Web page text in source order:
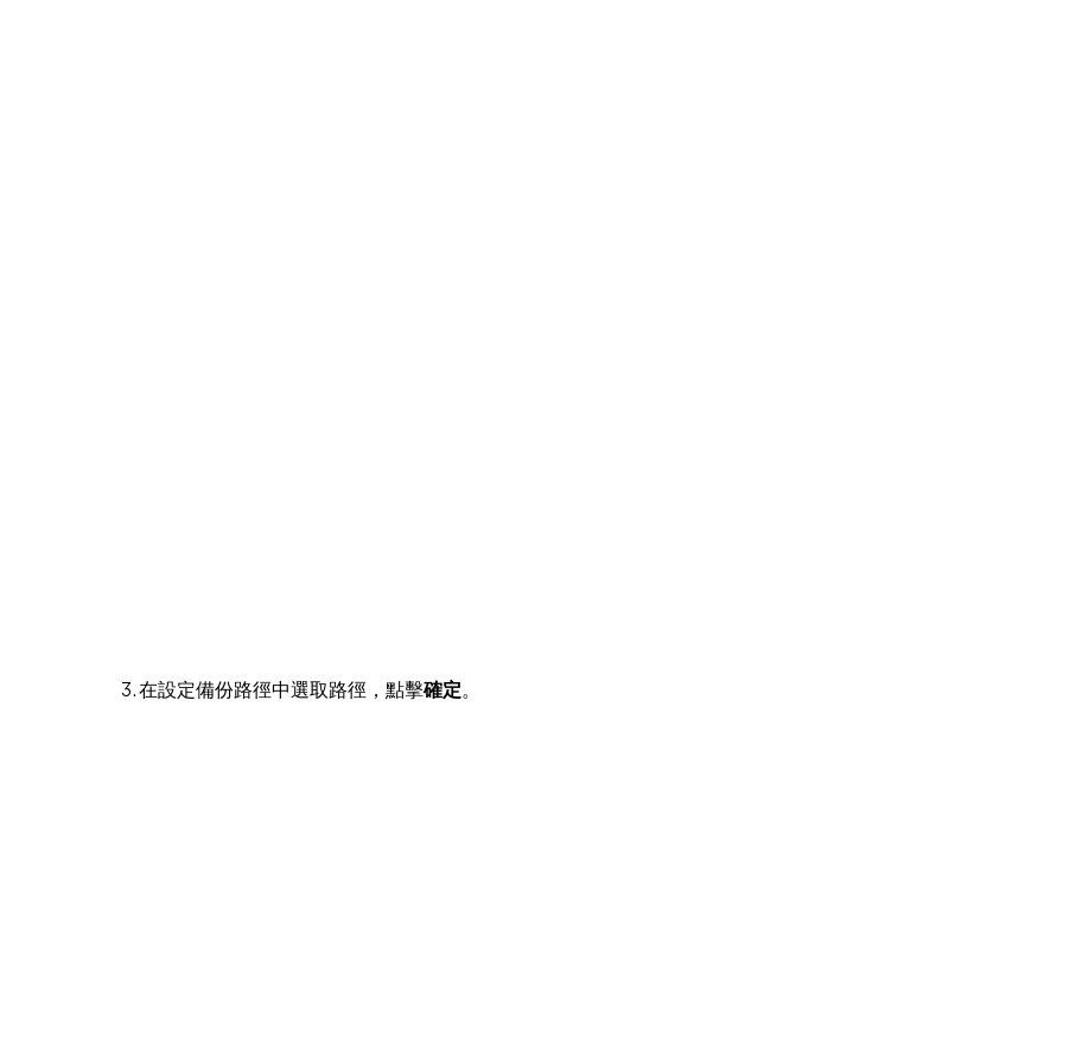
3. 在設定備份路徑中選取路徑，點擊確定。